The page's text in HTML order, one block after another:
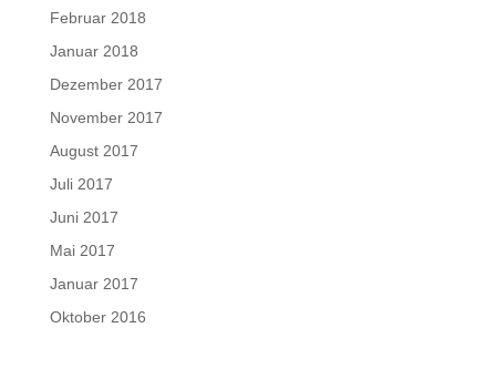
Februar 2018
Januar 2018
Dezember 2017
November 2017
August 2017
Juli 2017
Juni 2017
Mai 2017
Januar 2017
Oktober 2016